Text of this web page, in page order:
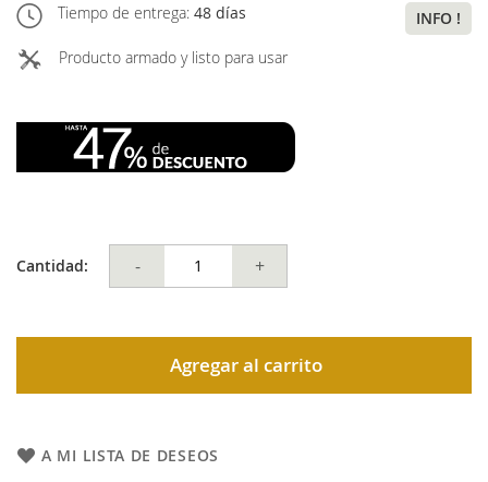
Tiempo de entrega: 48 días
INFO !
Producto armado y listo para usar
Cantidad: - +
Agregar al carrito
A MI LISTA DE DESEOS